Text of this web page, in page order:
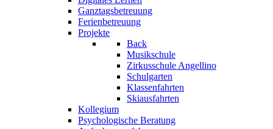
Ganztagsbetreuung
Ferienbetreuung
Projekte
Back
Musikschule
Zirkusschule Angellino
Schulgarten
Klassenfahrten
Skiausfahrten
Kollegium
Psychologische Beratung